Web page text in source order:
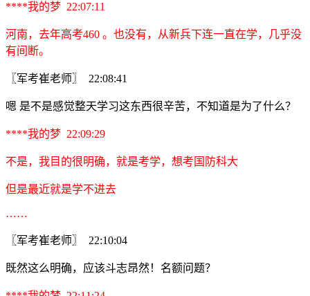
****我的梦 22:07:11
河南，去年高考460 。也没有，从新兵下连一直在学，几乎没
有间断。
〖军考崔老师〗 22:08:41
嗯 是不是感觉整天学习这东西很辛苦，不知道是为了什么？
****我的梦 22:09:29
不是，我目的很明确，就是考学，想考国防科大
但是最近就是学不进去
……
〖军考崔老师〗 22:10:04
既然这么明确，应该斗志昂然！名额问题？